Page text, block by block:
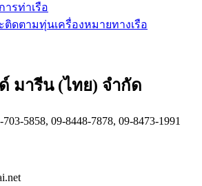
ารท่าเรือ
ติดตามทุ่นเครื่องหมายทางเรือ
มารีน (ไทย) จำกัด
5858, 09-8448-7878, 09-8473-1991